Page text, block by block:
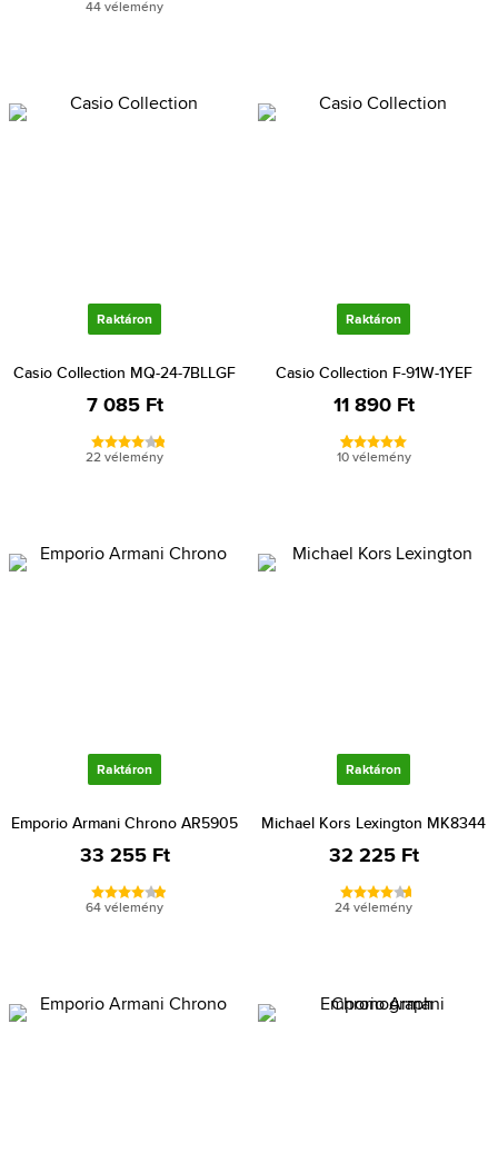
44 vélemény
Raktáron
Casio Collection MQ-24-7BLLGF
7 085 Ft
22 vélemény
Raktáron
Casio Collection F-91W-1YEF
11 890 Ft
10 vélemény
Raktáron
Emporio Armani Chrono AR5905
33 255 Ft
64 vélemény
Raktáron
Michael Kors Lexington MK8344
32 225 Ft
24 vélemény